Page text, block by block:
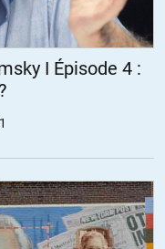
I Épisode 4 :